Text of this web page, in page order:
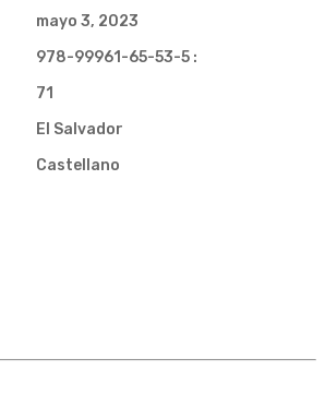
mayo 3, 2023
978-99961-65-53-5 :
71
El Salvador
Castellano